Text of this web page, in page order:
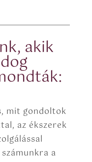
akik
mit gondoltok
az ékszerek
a